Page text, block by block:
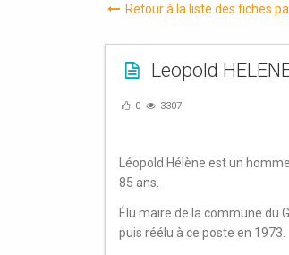
Retour à la liste des fiches
Leopold
0 3307
Léopold Hélène est un
85 ans.
Élu maire de la commune du
puis réélu à ce poste en 1973.